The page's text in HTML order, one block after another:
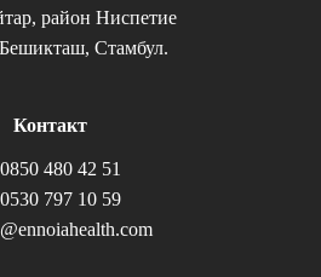
район Ниспетие
Стамбул.
Контакт
480 42 51
797 10 59